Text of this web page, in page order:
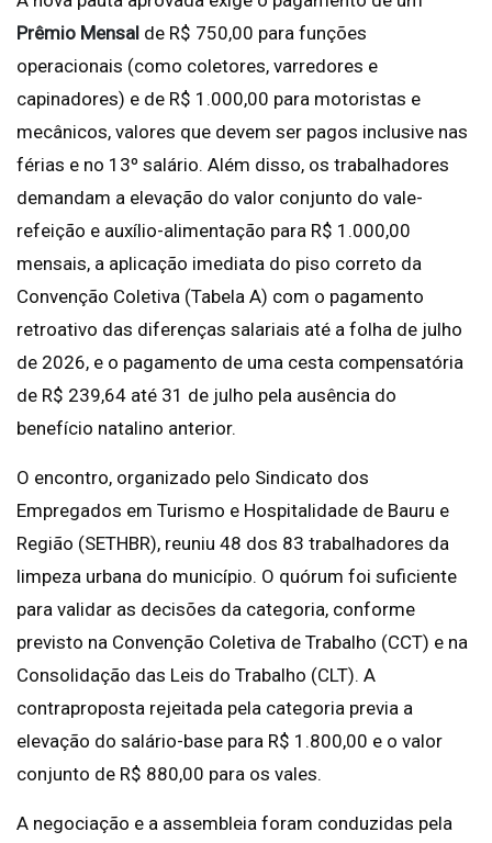
Prêmio Mensal de R$ 750,00 para funções
operacionais (como coletores, varredores e
capinadores) e de R$ 1.000,00 para motoristas e
mecânicos, valores que devem ser pagos inclusive nas
férias e no 13º salário. Além disso, os trabalhadores
demandam a elevação do valor conjunto do vale-
refeição e auxílio-alimentação para R$ 1.000,00
mensais, a aplicação imediata do piso correto da
Convenção Coletiva (Tabela A) com o pagamento
retroativo das diferenças salariais até a folha de julho
de 2026, e o pagamento de uma cesta compensatória
de R$ 239,64 até 31 de julho pela ausência do
benefício natalino anterior.
O encontro, organizado pelo Sindicato dos
Empregados em Turismo e Hospitalidade de Bauru e
Região (SETHBR), reuniu 48 dos 83 trabalhadores da
limpeza urbana do município. O quórum foi suficiente
para validar as decisões da categoria, conforme
previsto na Convenção Coletiva de Trabalho (CCT) e na
Consolidação das Leis do Trabalho (CLT). A
contraproposta rejeitada pela categoria previa a
elevação do salário-base para R$ 1.800,00 e o valor
conjunto de R$ 880,00 para os vales.
A negociação e a assembleia foram conduzidas pela